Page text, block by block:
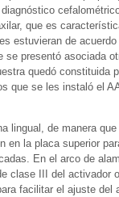
que es
estuvieran de
presentó asociada
quedó constituida
que se les instaló el
lingual, de manera
en la placa superior
En el arco de
clase III del activador
facilitar el ajuste del